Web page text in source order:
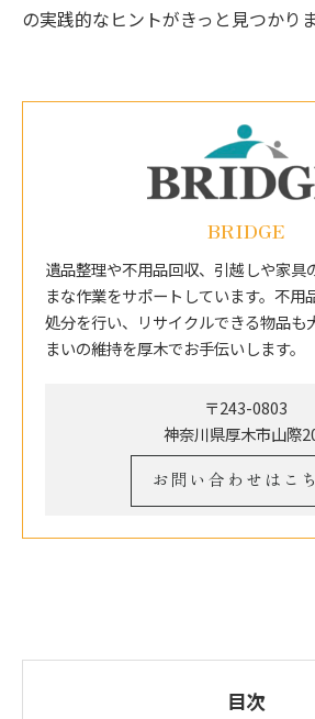
の実践的なヒントがきっと見つかりま
BRIDGE
遺品整理や不用品回収、引越しや家具
まな作業をサポートしています。不用
処分を行い、リサイクルできる物品も
まいの維持を厚木でお手伝いします。
〒243-0803
神奈川県厚木市山際
お問い合わせはこ
目次